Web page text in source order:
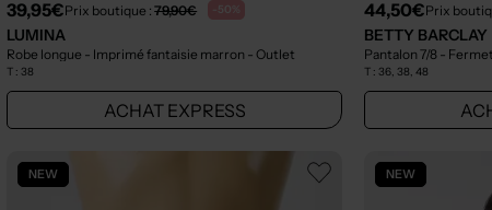
39,95€Prix boutique :79,90€ -50%
LUMINA
Robe longue - Imprimé fantaisie marron - Outlet
T :38
ACHAT EXPRESS
44,50€Prix
BETTY BARCLAY
T : 36, 38, 48
NEW NEW